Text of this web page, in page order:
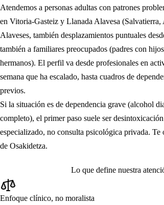
Atendemos a personas adultas con patrones
en Vitoria-Gasteiz y Llanada Alavesa
Alaveses, también desplazamientos puntuales
también a familiares preocupados (padres con
hermanos). El perfil va desde profesionales en
semana que ha escalado, hasta cuadros de
previos.
Si la situación es de dependencia grave (alcohol
completo), el primer paso suele ser
especializado, no consulta psicológica privada. Te
de Osakidetza.
Lo que define nuestra
Enfoque clínico, no moralista